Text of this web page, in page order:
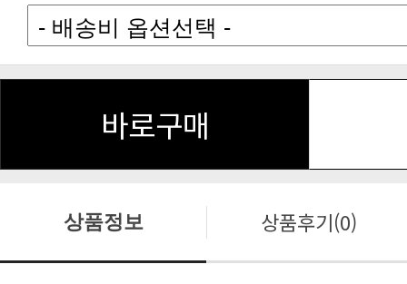
바로구매
상품정보 상품후기(0)